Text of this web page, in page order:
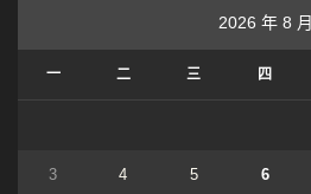
2026 年 8 月
一 二 三 四
3 4 5 6